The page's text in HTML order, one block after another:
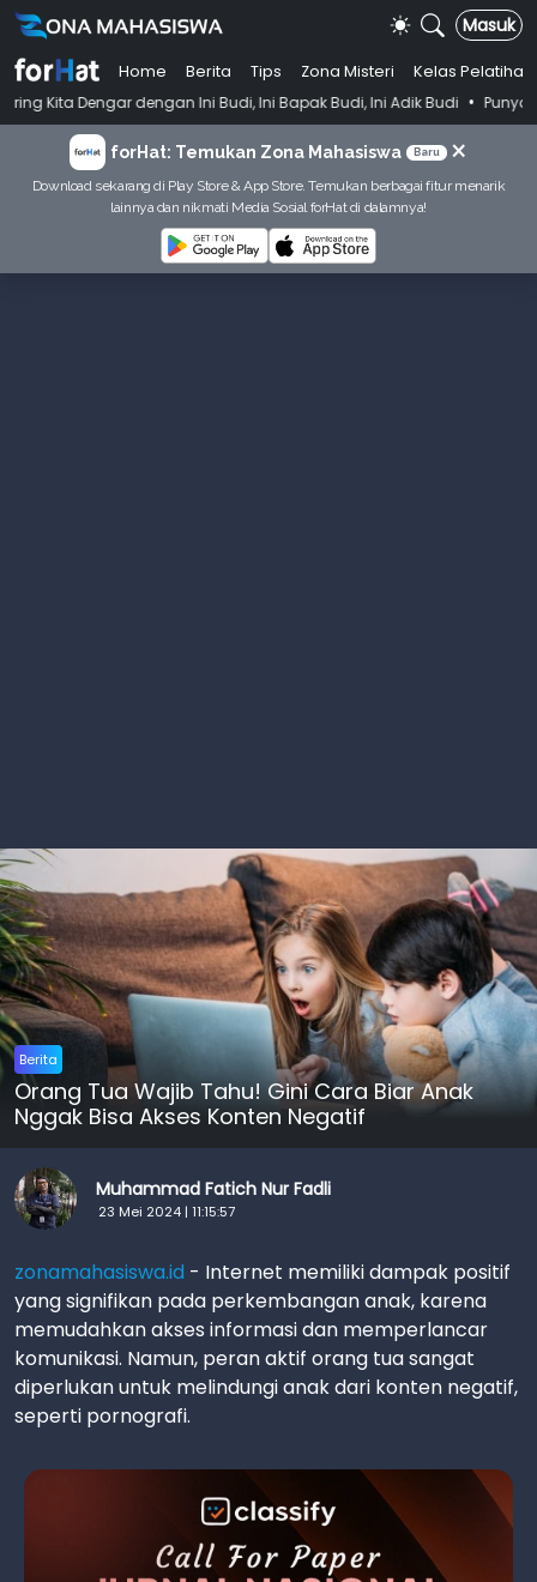
Masuk
Home Berita Tips Zona Misteri
Kelas Pelatihan
dengan Ini Budi, Ini Bapak Budi, Ini Adik Budi • Punya Tujuan
forHat: Temukan Zona Mahasiswa Baru ×
Download sekarang di Play Store & App Store. Temukan berbagai fitur menarik
lainnya dan nikmati Media Sosial forHat di dalamnya!
Berita
Orang Tua Wajib Tahu! Gini Cara Biar Anak
Nggak Bisa Akses Konten Negatif
Muhammad Fatich Nur Fadli
23 Mei 2024 | 11:15:57
zonamahasiswa.id - Internet memiliki dampak positif
yang signifikan pada perkembangan anak, karena
memudahkan akses informasi dan memperlancar
komunikasi. Namun, peran aktif orang tua sangat
diperlukan untuk melindungi anak dari konten negatif,
seperti pornografi.